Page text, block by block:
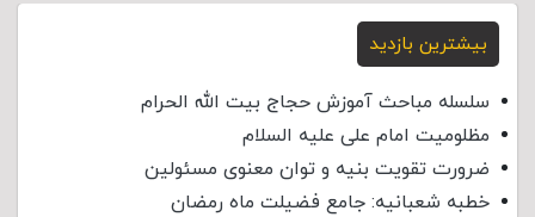
بیشترین بازدید
سلسله مباحث آموزش حجاج بیت الله الحرام
مظلومیت امام علی علیه السلام
ضرورت تقویت بنیه و توان معنوی مسئولین
خطبه شعبانیه: جامع فضیلت ماه رمضان